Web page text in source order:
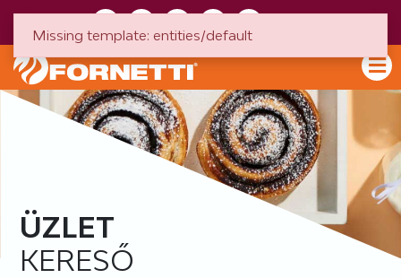
ÜZLET
KERESŐ
Missing template: entities/default